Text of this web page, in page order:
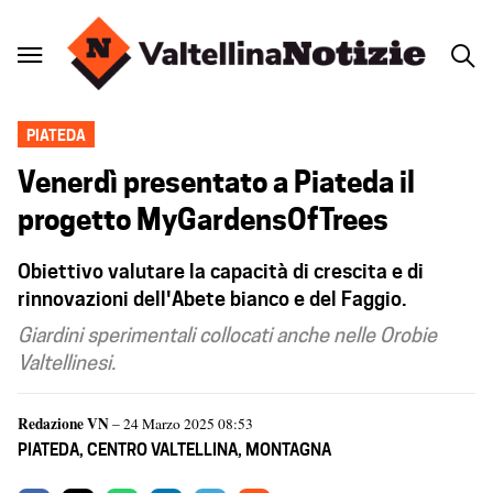
PIATEDA
Venerdì presentato a Piateda il
progetto MyGardensOfTrees
Obiettivo valutare la capacità di crescita e di
rinnovazioni dell'Abete bianco e del Faggio.
Giardini sperimentali collocati anche nelle Orobie
Valtellinesi.
Redazione VN– 24 Marzo 2025 08:53
PIATEDA, CENTRO VALTELLINA, MONTAGNA